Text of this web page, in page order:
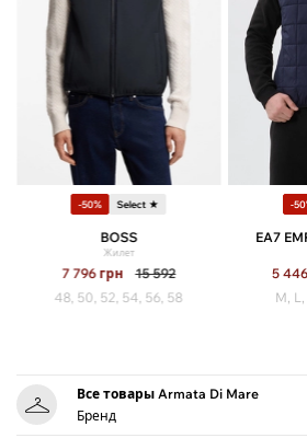
-50% Select ★
BOSS
Жилет
7 796 грн
15 592
48, 50, 52, 54, 56, 58
-
EA7
5 446
M, L,
Все товары Armata Di Mare
Бренд